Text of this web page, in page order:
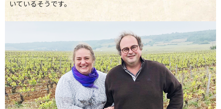
いているそうです。